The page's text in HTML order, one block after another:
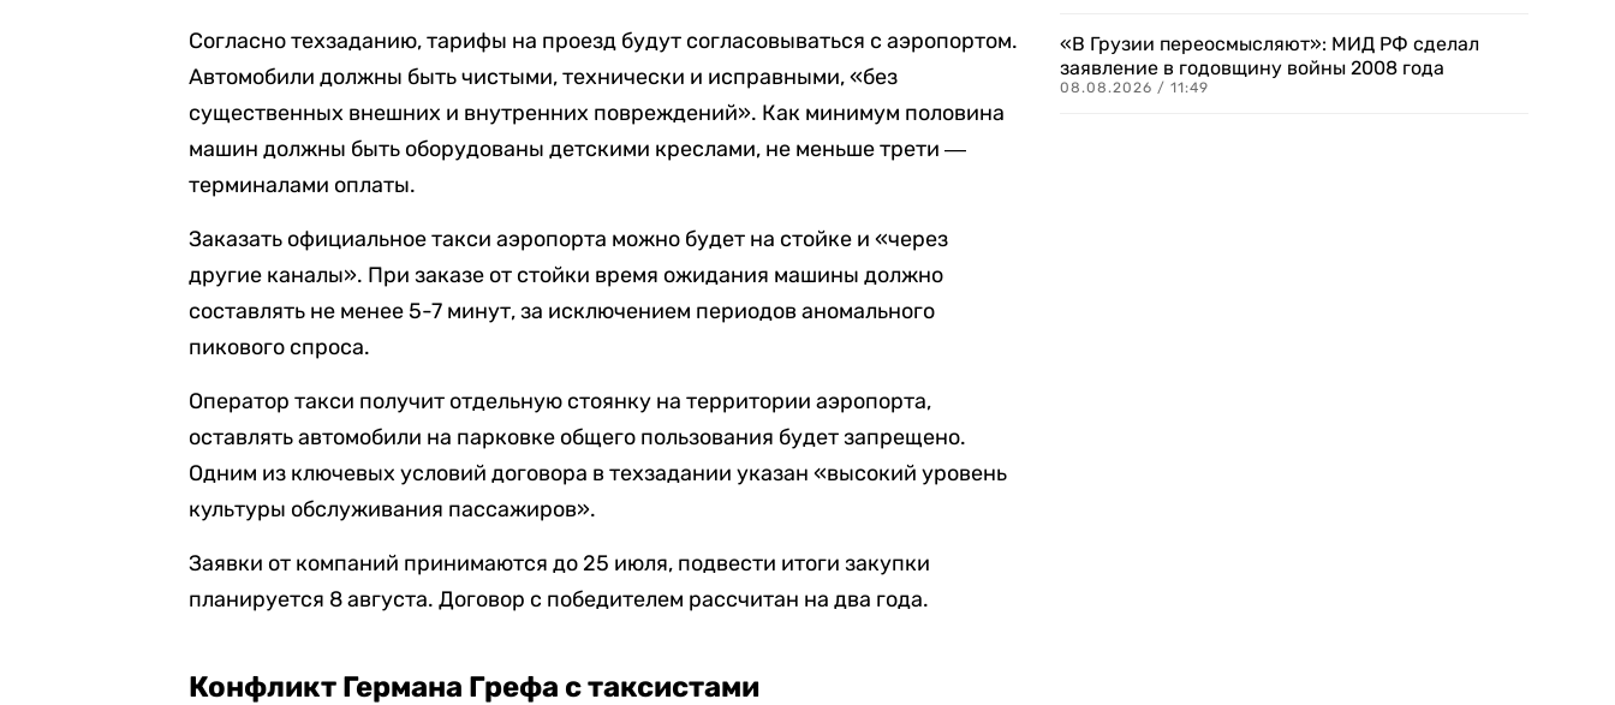
Согласно техзаданию, тарифы на проезд будут согласовываться с аэропортом.
Автомобили должны быть чистыми, технически и исправными, «без
существенных внешних и внутренних повреждений». Как минимум половина
машин должны быть оборудованы детскими креслами, не меньше трети ―
терминалами оплаты.
Заказать официальное такси аэропорта можно будет на стойке и «через
другие каналы». При заказе от стойки время ожидания машины должно
составлять не менее 5-7 минут, за исключением периодов аномального
пикового спроса.
Оператор такси получит отдельную стоянку на территории аэропорта,
оставлять автомобили на парковке общего пользования будет запрещено.
Одним из ключевых условий договора в техзадании указан «высокий уровень
культуры обслуживания пассажиров».
Заявки от компаний принимаются до 25 июля, подвести итоги закупки
планируется 8 августа. Договор с победителем рассчитан на два года.
Конфликт Германа Грефа с таксистами
«В Грузии переосмысляют»: МИД РФ сделал
заявление в годовщину войны 2008 года
08.08.2026 / 11:49